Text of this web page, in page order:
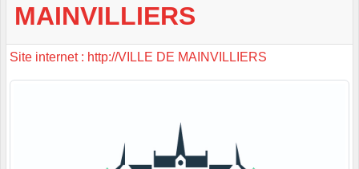
MAINVILLIERS
Site internet : http://VILLE DE MAINVILLIERS